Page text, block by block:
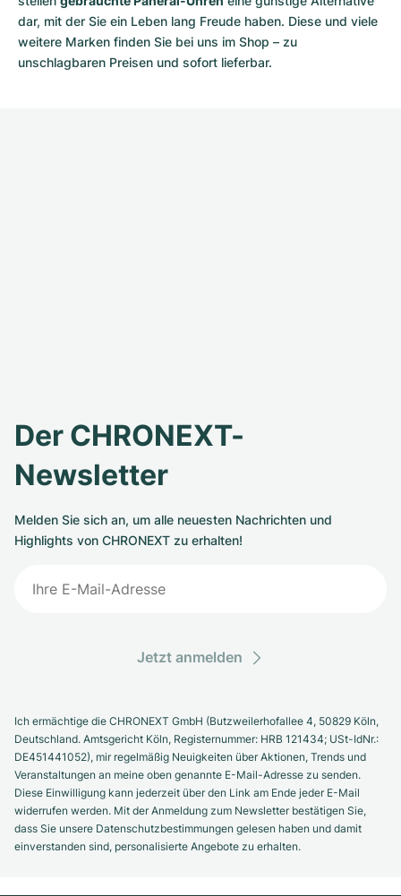
dar, mit der Sie ein Leben lang Freude haben. Diese und viele
weitere Marken finden Sie bei uns im Shop – zu
unschlagbaren Preisen und sofort lieferbar.
Der CHRONEXT-
Newsletter
Melden Sie sich an, um alle neuesten Nachrichten und
Highlights von CHRONEXT zu erhalten!
Jetzt anmelden
Ich ermächtige die CHRONEXT GmbH (Butzweilerhofallee 4, 50829 Köln,
Deutschland. Amtsgericht Köln, Registernummer: HRB 121434; USt-IdNr.:
DE451441052), mir regelmäßig Neuigkeiten über Aktionen, Trends und
Veranstaltungen an meine oben genannte E-Mail-Adresse zu senden.
Diese Einwilligung kann jederzeit über den Link am Ende jeder E-Mail
widerrufen werden. Mit der Anmeldung zum Newsletter bestätigen Sie,
dass Sie unsere Datenschutzbestimmungen gelesen haben und damit
einverstanden sind, personalisierte Angebote zu erhalten.